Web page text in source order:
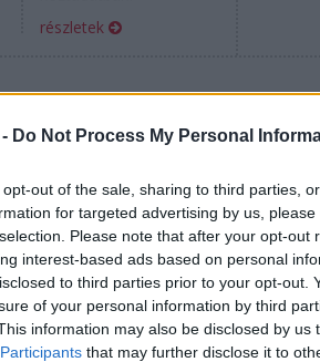
Do Not Process My Personal
opt-out of the sale, sharing to third parties,
for targeted advertising by us,
Please note that after your opt-out
interest-based ads based on personal
to third parties prior to your opt-out.
of your personal information by third
information may also be disclosed by us
that may further disclose it to
részletek